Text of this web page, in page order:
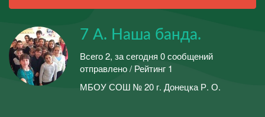
7 А. Наша банда.
Всего 2, за сегодня 0 сообщений
отправлено / Рейтинг 1
МБОУ СОШ № 20 г. Донецка Р. О.